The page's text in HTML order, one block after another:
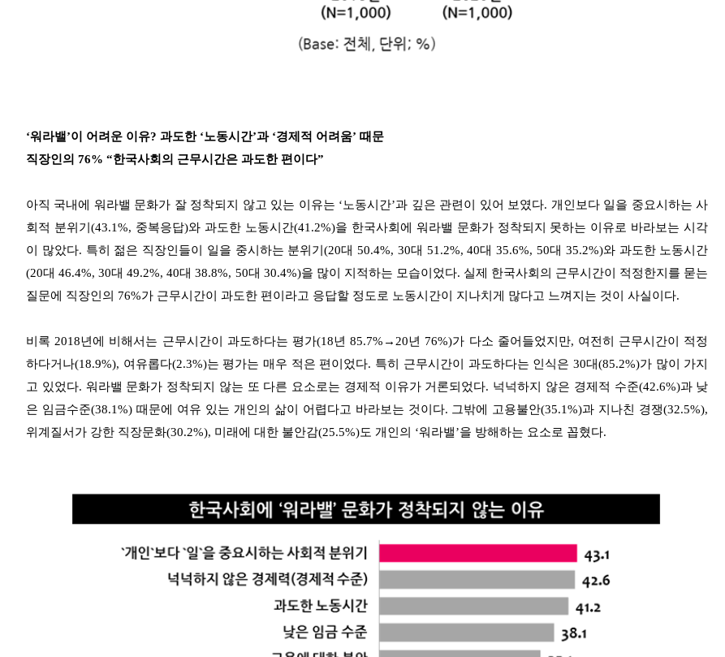
‘워라밸’이 어려운 이유? 과도한 ‘노동시간’과 ‘경제적 어려움’ 때문
직장인의 76% “한국사회의 근무시간은 과도한 편이다”
아직 국내에 워라밸 문화가 잘 정착되지 않고 있는 이유는 ‘노동시간’과 깊은 관련이 있어 보였다. 개인보다 일을 중요시하는 사
회적 분위기(43.1%, 중복응답)와 과도한 노동시간(41.2%)을 한국사회에 워라밸 문화가 정착되지 못하는 이유로 바라보는 시각
이 많았다. 특히 젊은 직장인들이 일을 중시하는 분위기(20대 50.4%, 30대 51.2%, 40대 35.6%, 50대 35.2%)와 과도한 노동시간
(20대 46.4%, 30대 49.2%, 40대 38.8%, 50대 30.4%)을 많이 지적하는 모습이었다. 실제 한국사회의 근무시간이 적정한지를 묻는
질문에 직장인의 76%가 근무시간이 과도한 편이라고 응답할 정도로 노동시간이 지나치게 많다고 느껴지는 것이 사실이다.
비록 2018년에 비해서는 근무시간이 과도하다는 평가(18년 85.7%→20년 76%)가 다소 줄어들었지만, 여전히 근무시간이 적정
하다거나(18.9%), 여유롭다(2.3%)는 평가는 매우 적은 편이었다. 특히 근무시간이 과도하다는 인식은 30대(85.2%)가 많이 가지
고 있었다. 워라밸 문화가 정착되지 않는 또 다른 요소로는 경제적 이유가 거론되었다. 넉넉하지 않은 경제적 수준(42.6%)과 낮
은 임금수준(38.1%) 때문에 여유 있는 개인의 삶이 어렵다고 바라보는 것이다. 그밖에 고용불안(35.1%)과 지나친 경쟁(32.5%),
위계질서가 강한 직장문화(30.2%), 미래에 대한 불안감(25.5%)도 개인의 ‘워라밸’을 방해하는 요소로 꼽혔다.